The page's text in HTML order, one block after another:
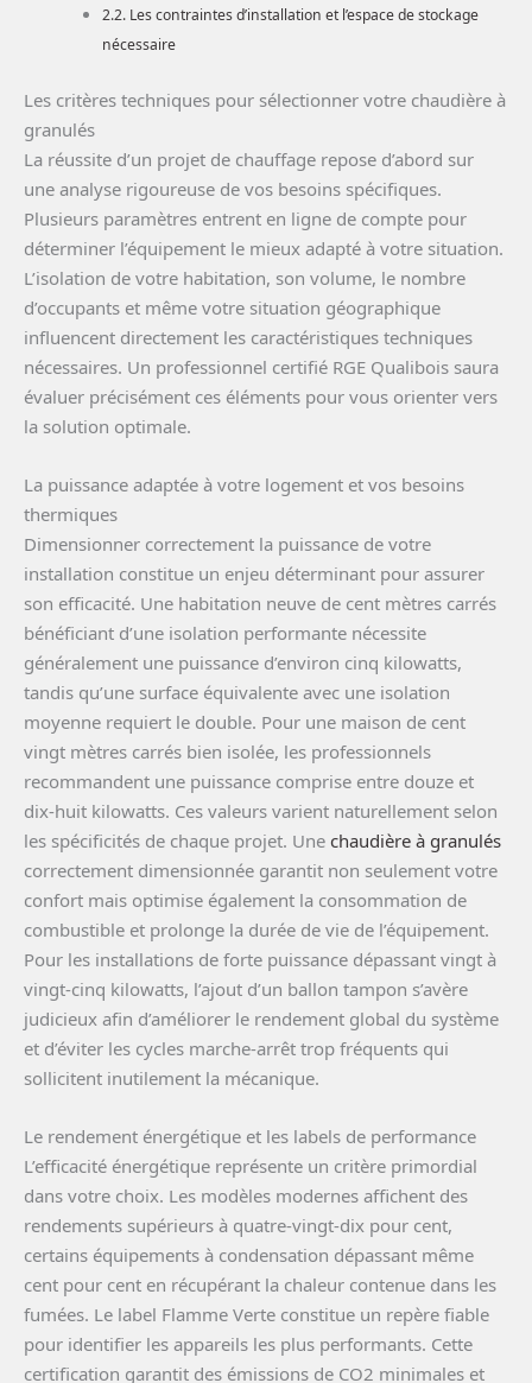
Les contraintes d’installation et l’espace de stockage
nécessaire
Les critères techniques pour sélectionner votre chaudière à
granulés
La réussite d’un projet de chauffage repose d’abord sur
une analyse rigoureuse de vos besoins spécifiques.
Plusieurs paramètres entrent en ligne de compte pour
déterminer l’équipement le mieux adapté à votre situation.
L’isolation de votre habitation, son volume, le nombre
d’occupants et même votre situation géographique
influencent directement les caractéristiques techniques
nécessaires. Un professionnel certifié RGE Qualibois saura
évaluer précisément ces éléments pour vous orienter vers
la solution optimale.
La puissance adaptée à votre logement et vos besoins
thermiques
Dimensionner correctement la puissance de votre
installation constitue un enjeu déterminant pour assurer
son efficacité. Une habitation neuve de cent mètres carrés
bénéficiant d’une isolation performante nécessite
généralement une puissance d’environ cinq kilowatts,
tandis qu’une surface équivalente avec une isolation
moyenne requiert le double. Pour une maison de cent
vingt mètres carrés bien isolée, les professionnels
recommandent une puissance comprise entre douze et
dix-huit kilowatts. Ces valeurs varient naturellement selon
les spécificités de chaque projet. Une chaudière à granulés
correctement dimensionnée garantit non seulement votre
confort mais optimise également la consommation de
combustible et prolonge la durée de vie de l’équipement.
Pour les installations de forte puissance dépassant vingt à
vingt-cinq kilowatts, l’ajout d’un ballon tampon s’avère
judicieux afin d’améliorer le rendement global du système
et d’éviter les cycles marche-arrêt trop fréquents qui
sollicitent inutilement la mécanique.
Le rendement énergétique et les labels de performance
L’efficacité énergétique représente un critère primordial
dans votre choix. Les modèles modernes affichent des
rendements supérieurs à quatre-vingt-dix pour cent,
certains équipements à condensation dépassant même
cent pour cent en récupérant la chaleur contenue dans les
fumées. Le label Flamme Verte constitue un repère fiable
pour identifier les appareils les plus performants. Cette
certification garantit des émissions de CO2 minimales et